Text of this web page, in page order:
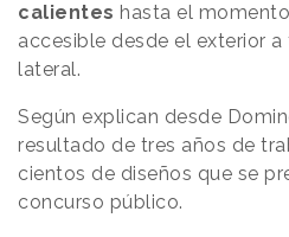
calientes hasta el
accesible desde el exterior
lateral.
Según explican desde
resultado de tres años de
cientos de diseños que se
concurso público.